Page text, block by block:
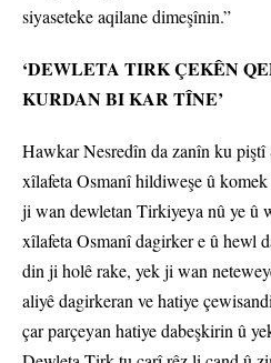
siyaseteke aqilane dimeşînin.”
‘DEWLETA TIRK ÇEKÊN
KURDAN BI KAR TÎNE’
Hawkar Nesredîn da zanîn ku piştî
xîlafeta Osmanî hildiweşe û
ji wan dewletan Tirkiyeya nû ye û
xîlafeta Osmanî dagirker e û hewl
din ji holê rake, yek ji wan
aliyê dagirkeran ve hatiye
çar parçeyan hatiye dabeşkirin û